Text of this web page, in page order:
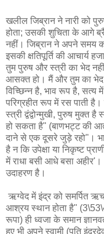
खलील जिब्रान ने नारी को
होता; उसकी शुचिता के आगे
नहीं। जिब्रान ने अपने समय
इसकी क्षतिपूर्ति की आचार्य
तुम पुरुष और स्त्री का भेद
आसक्त हो। मैं और तुम का भेद
विच्छिन्न है, भाव रूप है, सत्य
परिग्रहीत रूप में रस पाती है।
स्त्री द्वंद्वोन्मुखी, पुरुष मुक्त
हो सकता है" (बाणभट्ट की
दाने से एक दूसरे जुड़े रहो"।
है न कि उपेक्षा या निकृष्ट
में राधा बसी आधे बसा अहीर'।
उदाहरण है।
ऋग्वेद में इंद्र को समर्पित
आश्रय स्थान होता है"
रूपा) ही ध्वजा के समान
हुए भी अपने स्वामी (पति